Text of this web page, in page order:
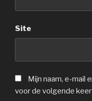
Site
Mijn naam, e-mail
voor de volgende